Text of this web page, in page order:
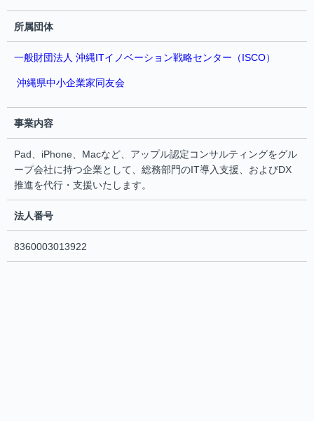
所属団体
一般財団法人 沖縄ITイノベーション戦略センター（ISCO）
沖縄県中小企業家同友会
事業内容
Pad、iPhone、Macなど、アップル認定コンサルティングをグル
ープ会社に持つ企業として、総務部門のIT導入支援、およびDX
推進を代行・支援いたします。
法人番号
8360003013922